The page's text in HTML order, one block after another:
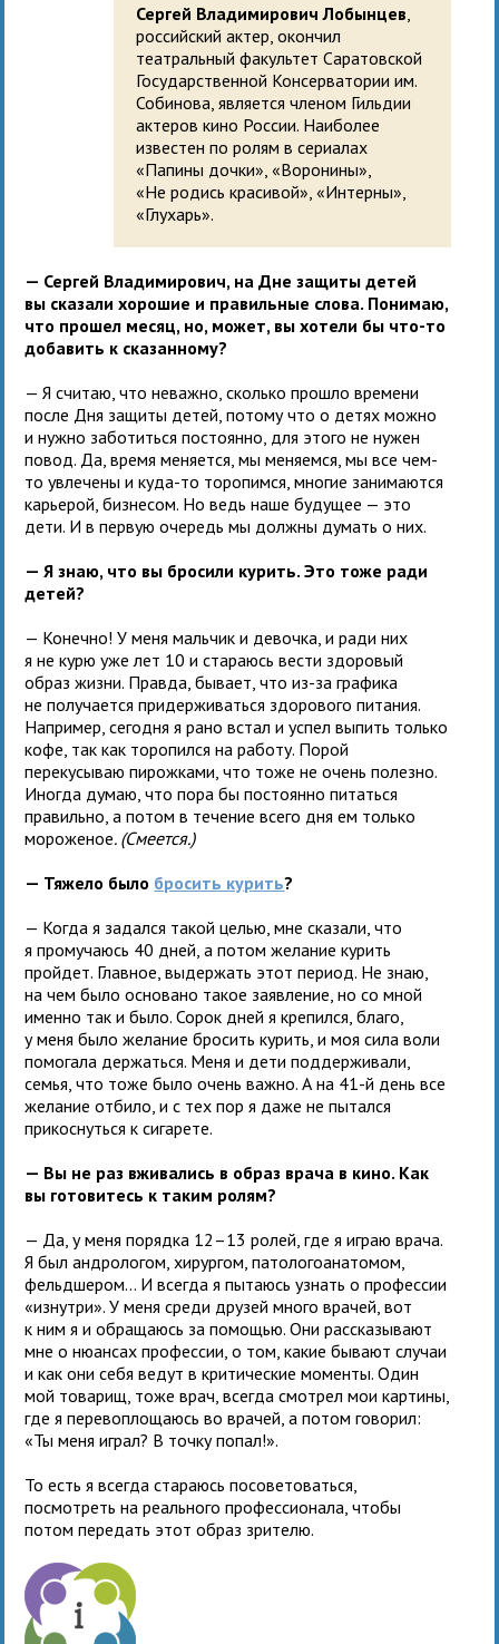
Сергей Владимирович Лобынцев
российский актер, окончил
театральный факультет Саратовской
Государственной Консерватории им.
Собинова, является членом Гильдии
актеров кино России. Наиболее
известен по ролям в сериалах
«Папины дочки», «Воронины»,
«Не родись красивой», «Интерны»,
«Глухарь».
— Сергей Владимирович, на Дне защиты детей
вы сказали хорошие и правильные слова. Понимаю,
что прошел месяц, но, может, вы хотели бы что-то
добавить к сказанному?
— Я считаю, что неважно, сколько прошло времени
после Дня защиты детей, потому что о детях можно
и нужно заботиться постоянно, для этого не нужен
повод. Да, время меняется, мы меняемся, мы все чем-
то увлечены и куда-то торопимся, многие занимаются
карьерой, бизнесом. Но ведь наше будущее — это
дети. И в первую очередь мы должны думать о них.
— Я знаю, что вы бросили курить. Это тоже ради
детей?
— Конечно! У меня мальчик и девочка, и ради них
я не курю уже лет 10 и стараюсь вести здоровый
образ жизни. Правда, бывает, что из-за графика
не получается придерживаться здорового питания.
Например, сегодня я рано встал и успел выпить только
кофе, так как торопился на работу. Порой
перекусываю пирожками, что тоже не очень полезно.
Иногда думаю, что пора бы постоянно питаться
правильно, а потом в течение всего дня ем только
мороженое. (Смеется.)
— Тяжело было бросить курить?
— Когда я задался такой целью, мне сказали, что
я промучаюсь 40 дней, а потом желание курить
пройдет. Главное, выдержать этот период. Не знаю,
на чем было основано такое заявление, но со мной
именно так и было. Сорок дней я крепился, благо,
у меня было желание бросить курить, и моя сила воли
помогала держаться. Меня и дети поддерживали,
семья, что тоже было очень важно. А на 41-й день все
желание отбило, и с тех пор я даже не пытался
прикоснуться к сигарете.
— Вы не раз вживались в образ врача в кино. Как
вы готовитесь к таким ролям?
— Да, у меня порядка 12–13 ролей, где я играю врача.
Я был андрологом, хирургом, патологоанатомом,
фельдшером... И всегда я пытаюсь узнать о профессии
«изнутри». У меня среди друзей много врачей, вот
к ним я и обращаюсь за помощью. Они рассказывают
мне о нюансах профессии, о том, какие бывают случаи
и как они себя ведут в критические моменты. Один
мой товарищ, тоже врач, всегда смотрел мои картины,
где я перевоплощаюсь во врачей, а потом говорил:
«Ты меня играл? В точку попал!».
То есть я всегда стараюсь посоветоваться,
посмотреть на реального профессионала, чтобы
потом передать этот образ зрителю.